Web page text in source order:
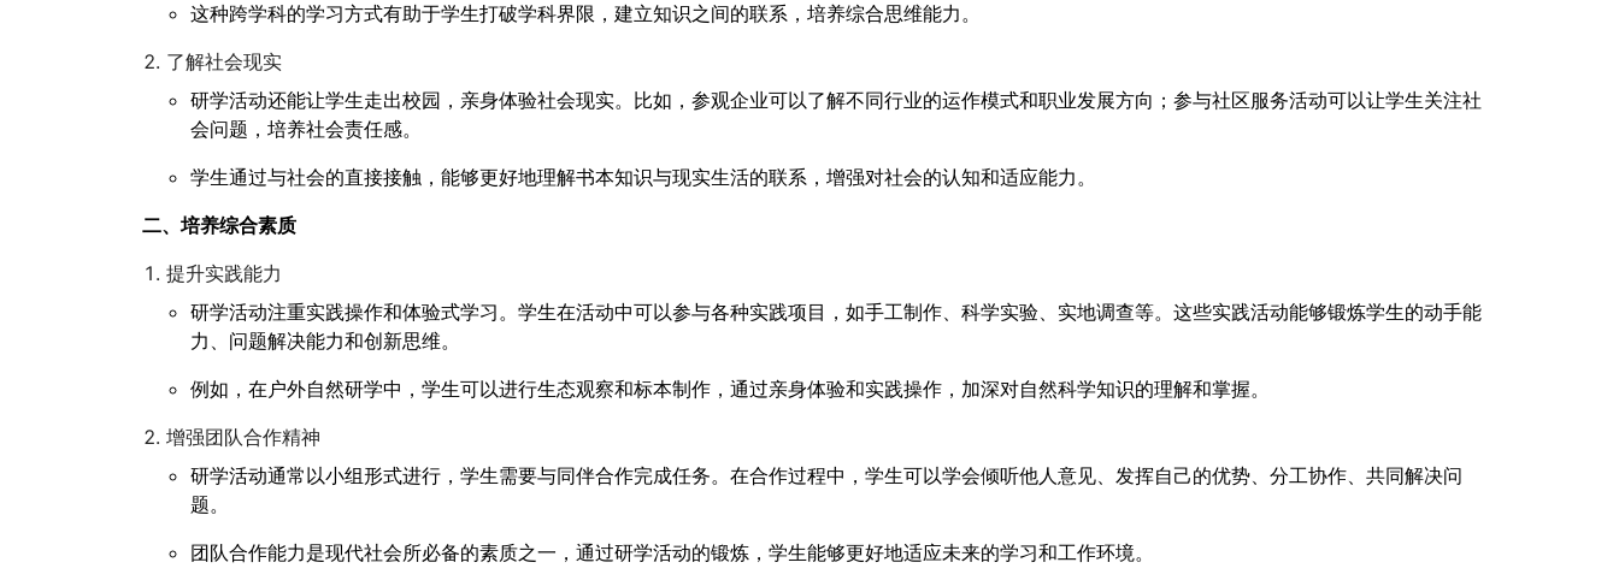
这种跨学科的学习方式有助于学生打破学科界限，建立知识之间的联系，培养综合思维能力。
了解社会现实
研学活动还能让学生走出校园，亲身体验社会现实。比如，参观企业可以了解不同行业的运作模式和职业发展方向；参与社区服务活动可以让学生关注社
会问题，培养社会责任感。
学生通过与社会的直接接触，能够更好地理解书本知识与现实生活的联系，增强对社会的认知和适应能力。
二、培养综合素质
提升实践能力
研学活动注重实践操作和体验式学习。学生在活动中可以参与各种实践项目，如手工制作、科学实验、实地调查等。这些实践活动能够锻炼学生的动手能
力、问题解决能力和创新思维。
例如，在户外自然研学中，学生可以进行生态观察和标本制作，通过亲身体验和实践操作，加深对自然科学知识的理解和掌握。
增强团队合作精神
研学活动通常以小组形式进行，学生需要与同伴合作完成任务。在合作过程中，学生可以学会倾听他人意见、发挥自己的优势、分工协作、共同解决问
题。
团队合作能力是现代社会所必备的素质之一，通过研学活动的锻炼，学生能够更好地适应未来的学习和工作环境。